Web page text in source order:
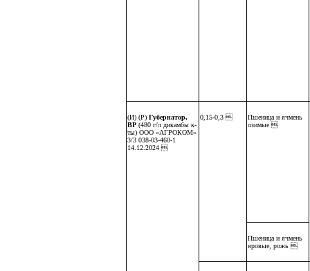
(И) (Р) Губернатор,
ВР (480 г/л дикамбы к-
ты) ООО «АГРОКОМ»
3/3 038-03-460-1
14.12.2024 
0,15-0,3 
Пшеница и ячмень
озимые 
Пшеница и ячмень
яровые, рожь 